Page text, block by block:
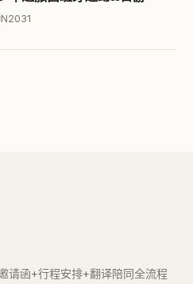
N2031
请函+行程安排+翻译陪同全流程